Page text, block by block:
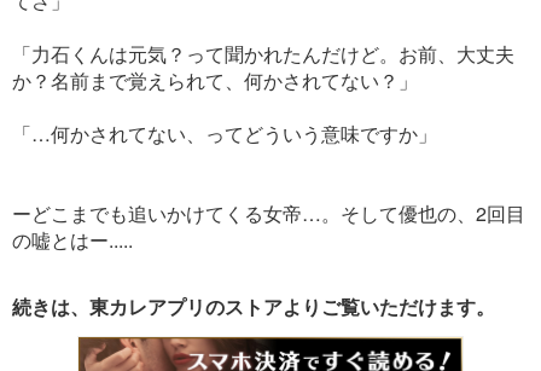
「力石くんは元気？って聞かれたんだけど。お前、大丈夫
か？名前まで覚えられて、何かされてない？」
「…何かされてない、ってどういう意味ですか」
ーどこまでも追いかけてくる女帝…。そして優也の、2回目
の嘘とはー.....
続きは、東カレアプリのストアよりご覧いただけます。